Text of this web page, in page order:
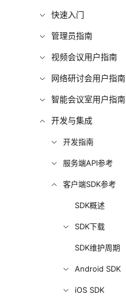
快速入门
管理员指南
视频会议用户指南
网络研讨会用户指南
智能会议室用户指南
开发与集成
开发指南
服务端API参考
客户端SDK参考
SDK概述
SDK下载
SDK维护周期
Android SDK
iOS SDK